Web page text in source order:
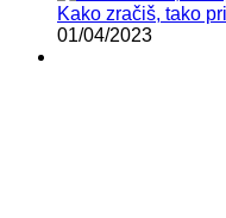
Kako zračiš, tako
01/04/2023